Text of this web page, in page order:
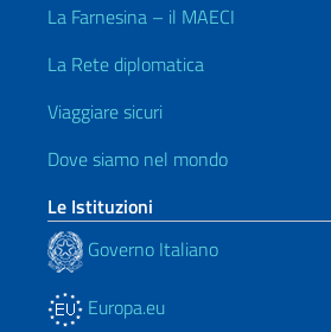
La Farnesina – il MAECI
La Rete diplomatica
Viaggiare sicuri
Dove siamo nel mondo
Le Istituzioni
Governo Italiano
Europa.eu